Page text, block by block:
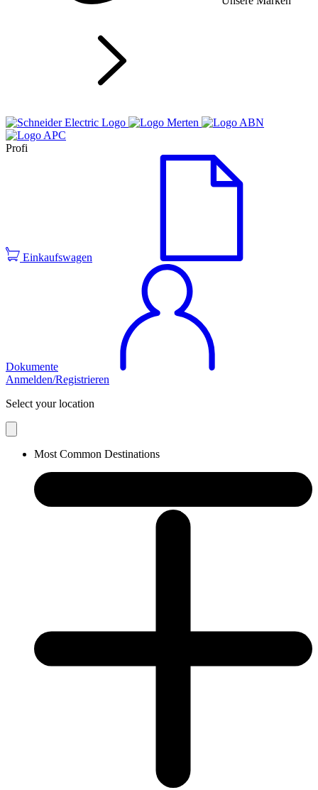
Profi
Einkaufswagen
Dokumente
Anmelden/Registrieren
Select your location
Most Common Destinations